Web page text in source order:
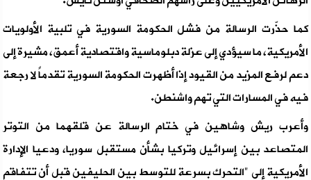
كما حذّرت الرسالة من فشل الحكومة السورية في تلبية الأولويات
الأمريكية، ما سيؤدي إلى عزلة دبلوماسية واقتصادية أعمق، مشيرة إلى
دعم لرفع المزيد من القيود إذا أظهرت الحكومة السورية تقدماً لا رجعة
فيه في المسارات التي تهم واشنطن.
وأعرب ريش وشاهين في ختام الرسالة عن قلقهما من التوتر
المتصاعد بين إسرائيل وتركيا بشأن مستقبل سوريا، ودعيا الإدارة
الأمريكية إلى "التحرك بسرعة للتوسط بين الحليفين قبل أن تتفاقم